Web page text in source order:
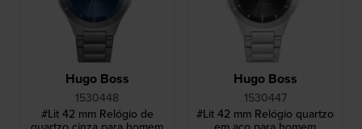
Hugo Boss
1530448
#Lit 42 mm Relógio de
Hugo Boss
1530447
#Lit 42 mm Relógio quartzo